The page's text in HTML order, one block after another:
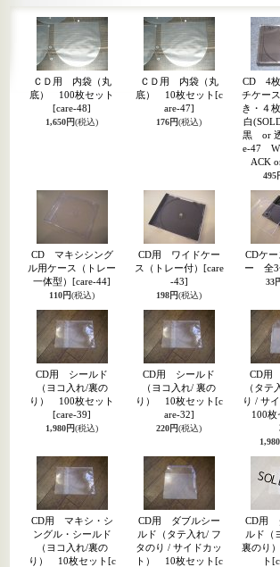
ＣＤ用 内袋（丸
底） 100枚セット
[care-48]
1,650円(税込)
ＣＤ用 内袋（丸
底） 10枚セット[c
are-47]
176円(税込)
CD 4枚
チケー
き・４
白
黒 or
e-47
ACK
495
CD マキシシング
ル用ケース（トレー
一体型） [care-44]
110円(税込)
CD用 ワイドケー
ス（トレー付） [care
-43]
198円(税込)
CDケ
ー 全3
33
CD用 シールド
（ヨコ入れ/裏の
り） 100枚セット
[care-39]
1,980円(税込)
CD用 シールド
（ヨコ入れ/ 裏の
り） 10枚セット[c
are-32]
220円(税込)
CD用
（タテ
り / サ
100枚
CD用 マキシ・シ
ングル・シールド
（ヨコ入れ/裏の
り） 10枚セット[c
CD用 ダブルシー
ルド（タテ入れ/ フ
タのり / サイドカッ
ト） 10枚セット[c
CD用
ルド（
裏のり
ト